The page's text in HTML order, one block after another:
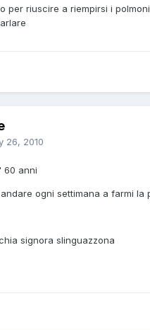
per riuscire a riempirsi i
26, 2010
60 anni
ogni settimana a farmi la
signora slinguazzona